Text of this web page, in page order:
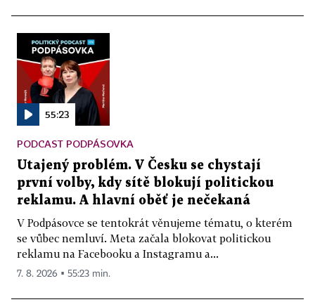
55:23
PODCAST PODPÁSOVKA
Utajený problém. V Česku se chystají
první volby, kdy sítě blokují politickou
reklamu. A hlavní oběť je nečekaná
V Podpásovce se tentokrát věnujeme tématu, o kterém
se vůbec nemluví. Meta začala blokovat politickou
reklamu na Facebooku a Instagramu a...
7. 8. 2026 ▪ 55:23 min.